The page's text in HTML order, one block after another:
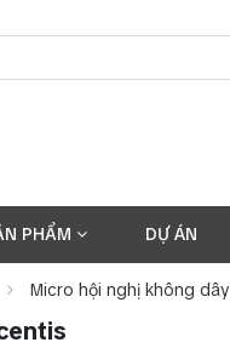
PHẨM DỰ ÁN
Micro hội nghị không